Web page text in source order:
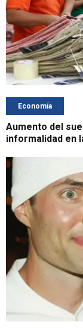
Economía
Aumento del
informalidad en